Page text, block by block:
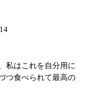
私はこれを自分用に
つ食べられて最高の